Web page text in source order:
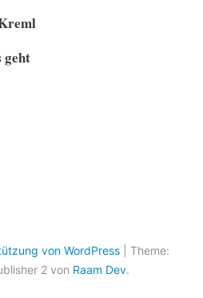
geht
von WordPress
Theme:
2 von Raam Dev.